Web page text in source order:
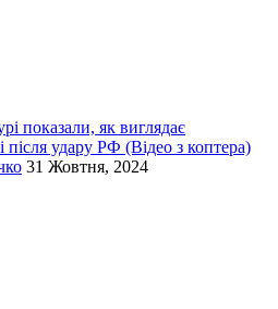
показали, як виглядає
після удару РФ (Відео з коптера)
31 Жовтня, 2024